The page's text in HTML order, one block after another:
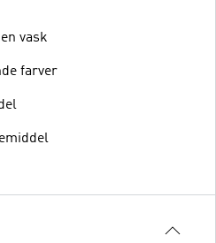
vask
farver